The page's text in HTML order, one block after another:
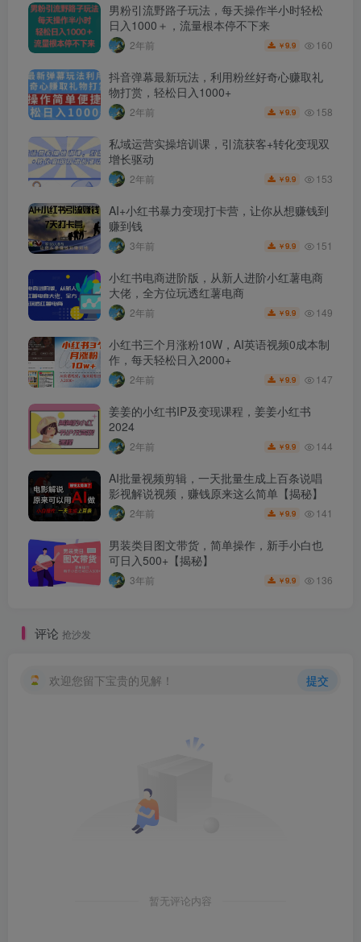
男粉引流野路子玩法，每天操作半小时轻松
日入1000＋，流量根本停不下来
2年前 ￥9.9 160
抖音弹幕最新玩法，利用粉丝好奇心赚取礼
物打赏，轻松日入1000+
2年前 ￥9.9 158
私域运营实操培训课，引流获客+转化变现双
增长驱动
2年前 ￥9.9 153
AI+小红书暴力变现打卡营，让你从想赚钱到
赚到钱
3年前 ￥9.9 151
小红书电商进阶版，从新人进阶小红薯电商
大佬，全方位玩透红薯电商
2年前 ￥9.9 149
小红书三个月涨粉10W，AI英语视频0成本制
作，每天轻松日入2000+
2年前 ￥9.9 147
姜姜的小红书IP及变现课程，姜姜小红书
2024
2年前 ￥9.9 144
AI批量视频剪辑，一天批量生成上百条说唱
影视解说视频，赚钱原来这么简单【揭秘】
2年前 ￥9.9 141
男装类目图文带货，简单操作，新手小白也
可日入500+【揭秘】
3年前 ￥9.9 136
评论 抢沙发
欢迎您留下宝贵的见解！ 提交
暂无评论内容